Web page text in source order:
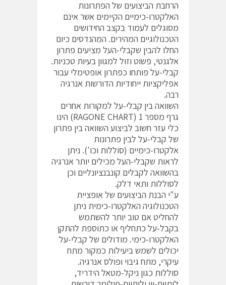
הרחבת הביצועים של הפתרונות
האלקטרו-כימיים הקיימים אשר אינם
מסוגלים לעמוד בקצב החידושים
הטכנולוגיים המהירים. המהנדסים כיום
החלו להבין שקבלי-העל מציעים פתרון
אלגנטי, פשוט וזול למגוון בעיות טכניות.
קבלי-על פותחו כפתרון אופטימלי עבור
אפליקציות ייחודיות הדורשות אנרגיה
רבה.
השוואה בין קבלי-על למקורות אחרים
גרף מספר 1 (RAGONE CHART) הינו
כלי עזר חשוב לביצוע השוואה בין פתרון
של קבלי-על לבין פתרונות
אלקטרו-כימיים (סוללות וכו'). ניתן
לראות שקבלי-העל מכילים יותר אנרגיה
בהשוואה לקבלים קונבנציונליים וכן
לסוללות ותאי דלק.
ע"י הבנת הביצועים של אופציית
הטכנולוגיה האלקטרו-כימית ניתן
להחליט אם טוב יותר להשתמש
בקבל-על כתחליף או כתוספת להתקן
האלקטרו-כימי. מודולים של קבלי-על
יכולים לשמש ביעילות כמקור מתח
עיקרי, מתח גיבוי ופולס אנרגיה.
סוללות כגון ניקל-מטאל הידריד,